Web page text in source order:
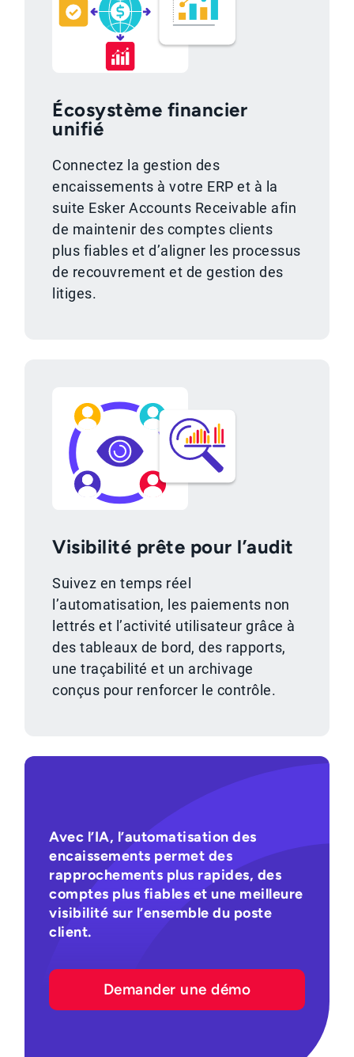
Écosystème financier
unifié
Connectez la gestion des
encaissements à votre ERP et à la
suite Esker Accounts Receivable afin
de maintenir des comptes clients
plus fiables et d’aligner les processus
de recouvrement et de gestion des
litiges.
Visibilité prête pour l’audit
Suivez en temps réel
l’automatisation, les paiements non
lettrés et l’activité utilisateur grâce à
des tableaux de bord, des rapports,
une traçabilité et un archivage
conçus pour renforcer le contrôle.
Avec l’IA, l’automatisation des
encaissements permet des
rapprochements plus rapides, des
comptes plus fiables et une meilleure
visibilité sur l’ensemble du poste
client.
Demander une démo